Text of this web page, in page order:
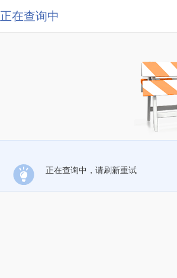
正在查询中
正在查询中，请刷新重试